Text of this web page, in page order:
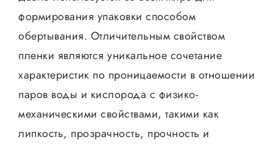
формирования упаковки способом
обертывания. Отличительным свойством
пленки являются уникальное сочетание
характеристик по проницаемости в отношении
паров воды и кислорода с физико-
механическими свойствами, такими как
липкость, прозрачность, прочность и